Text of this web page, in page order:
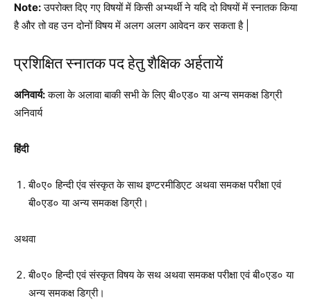
Note:उपरोक्त दिए गए विषयों में किसी अभ्यर्थी ने यदि दो विषयों में स्नातक किया
है और तो वह उन दोनों विषय में अलग अलग आवेदन कर सकता है |
प्रशिक्षित स्नातक पद हेतु शैक्षिक अर्हतायें
अनिवार्य:कला के अलावा बाकी सभी के लिए बी०एड० या अन्य समकक्ष डिग्री
अनिवार्य
हिंदी
बी०ए० हिन्दी एंव संस्कृत के साथ इण्टरमीडिएट अथवा समकक्ष परीक्षा एवं
बी०एड० या अन्य समकक्ष डिग्री।
अथवा
बी०ए० हिन्दी एवं संस्कृत विषय के सथ अथवा समकक्ष परीक्षा एवं बी०एड० या
अन्य समकक्ष डिग्री।